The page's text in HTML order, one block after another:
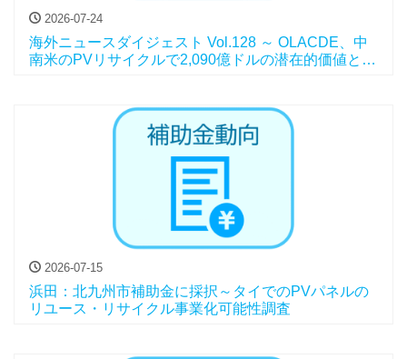
2026-07-24
海外ニュースダイジェスト Vol.128 ～ OLACDE、中
南米のPVリサイクルで2,090億ドルの潜在的価値と報
2026-07-15
浜田：北九州市補助金に採択～タイでのPVパネルの
リユース・リサイクル事業化可能性調査